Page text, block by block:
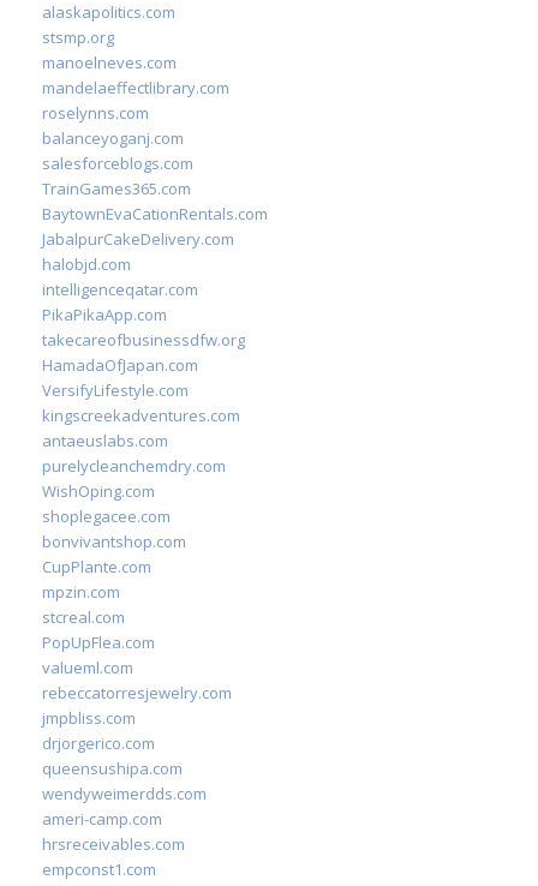
alaskapolitics.com
stsmp.org
manoelneves.com
mandelaeffectlibrary.com
roselynns.com
balanceyoganj.com
salesforceblogs.com
TrainGames365.com
BaytownEvaCationRentals.com
JabalpurCakeDelivery.com
halobjd.com
intelligenceqatar.com
PikaPikaApp.com
takecareofbusinessdfw.org
HamadaOfJapan.com
VersifyLifestyle.com
kingscreekadventures.com
antaeuslabs.com
purelycleanchemdry.com
WishOping.com
shoplegacee.com
bonvivantshop.com
CupPlante.com
mpzin.com
stcreal.com
PopUpFlea.com
valueml.com
rebeccatorresjewelry.com
jmpbliss.com
drjorgerico.com
queensushipa.com
wendyweimerdds.com
ameri-camp.com
hrsreceivables.com
empconst1.com